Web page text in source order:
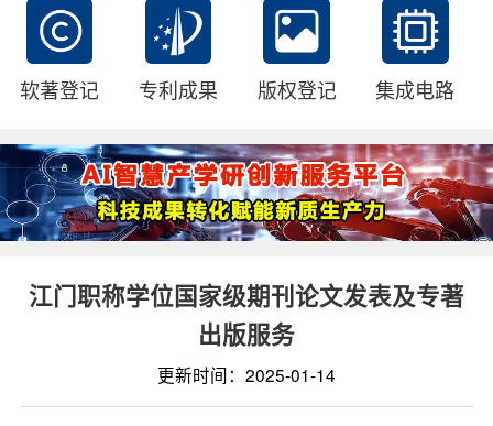
软著登记 专利成果 版权登记 集成电路
江门职称学位国家级期刊论文发表及专著
出版服务
更新时间：2025-01-14